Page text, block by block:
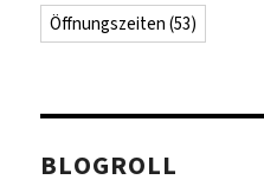
Öffnungszeiten (53)
BLOGROLL